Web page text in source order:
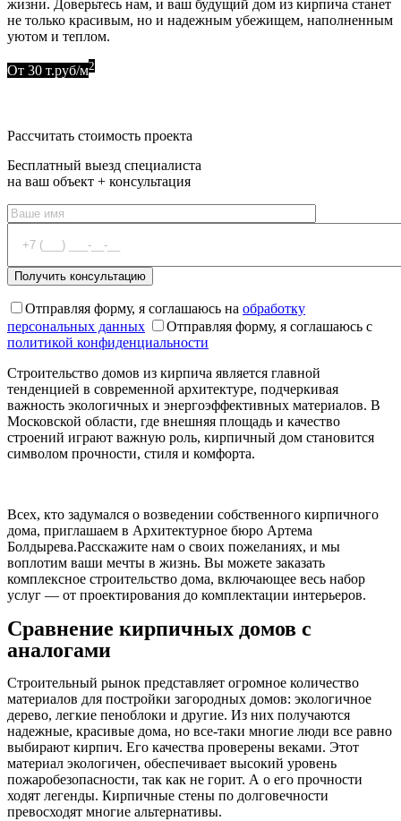
жизни. Доверьтесь нам, и ваш будущий дом из кирпича станет
не только красивым, но и надежным убежищем, наполненным
уютом и теплом.
От 30 т.руб/м2
Рассчитать стоимость проекта
Бесплатный выезд специалиста
на ваш объект + консультация
Отправляя форму, я соглашаюсь на обработку
персональных данных
Отправляя форму, я соглашаюсь с
политикой конфиденциальности
Строительство домов из кирпича является главной
тенденцией в современной архитектуре, подчеркивая
важность экологичных и энергоэффективных материалов. В
Московской области, где внешняя площадь и качество
строений играют важную роль, кирпичный дом становится
символом прочности, стиля и комфорта.
Всех, кто задумался о возведении собственного кирпичного
дома, приглашаем в Архитектурное бюро Артема
Болдырева.Расскажите нам о своих пожеланиях, и мы
воплотим ваши мечты в жизнь. Вы можете заказать
комплексное строительство дома, включающее весь набор
услуг — от проектирования до комплектации интерьеров.
Сравнение кирпичных домов с
аналогами
Строительный рынок представляет огромное количество
материалов для постройки загородных домов: экологичное
дерево, легкие пеноблоки и другие. Из них получаются
надежные, красивые дома, но все-таки многие люди все равно
выбирают кирпич. Его качества проверены веками. Этот
материал экологичен, обеспечивает высокий уровень
пожаробезопасности, так как не горит. А о его прочности
ходят легенды. Кирпичные стены по долговечности
превосходят многие альтернативы.